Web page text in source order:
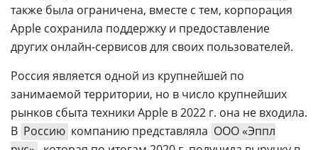
также была ограничена, вместе с тем, корпорация
Apple сохранила поддержку и предоставление
других онлайн-сервисов для своих пользователей.
Россия является одной из крупнейшей по
занимаемой территории, но в число крупнейших
рынков сбыта техники Apple в 2022 г. она не входила.
В Россию компанию представляла ООО «Эппл